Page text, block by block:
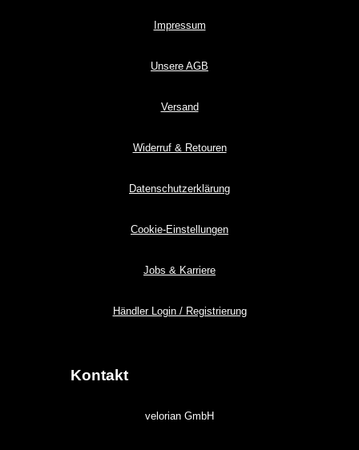
Impressum
Unsere AGB
Versand
Widerruf & Retouren
Datenschutzerklärung
Cookie-Einstellungen
Jobs & Karriere
Händler Login / Registrierung
Kontakt
velorian GmbH